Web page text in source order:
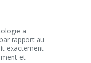
a
rapport au
exactement
et